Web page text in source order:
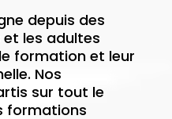
depuis des
et les adultes
formation et leur
Nos
sur tout le
formations